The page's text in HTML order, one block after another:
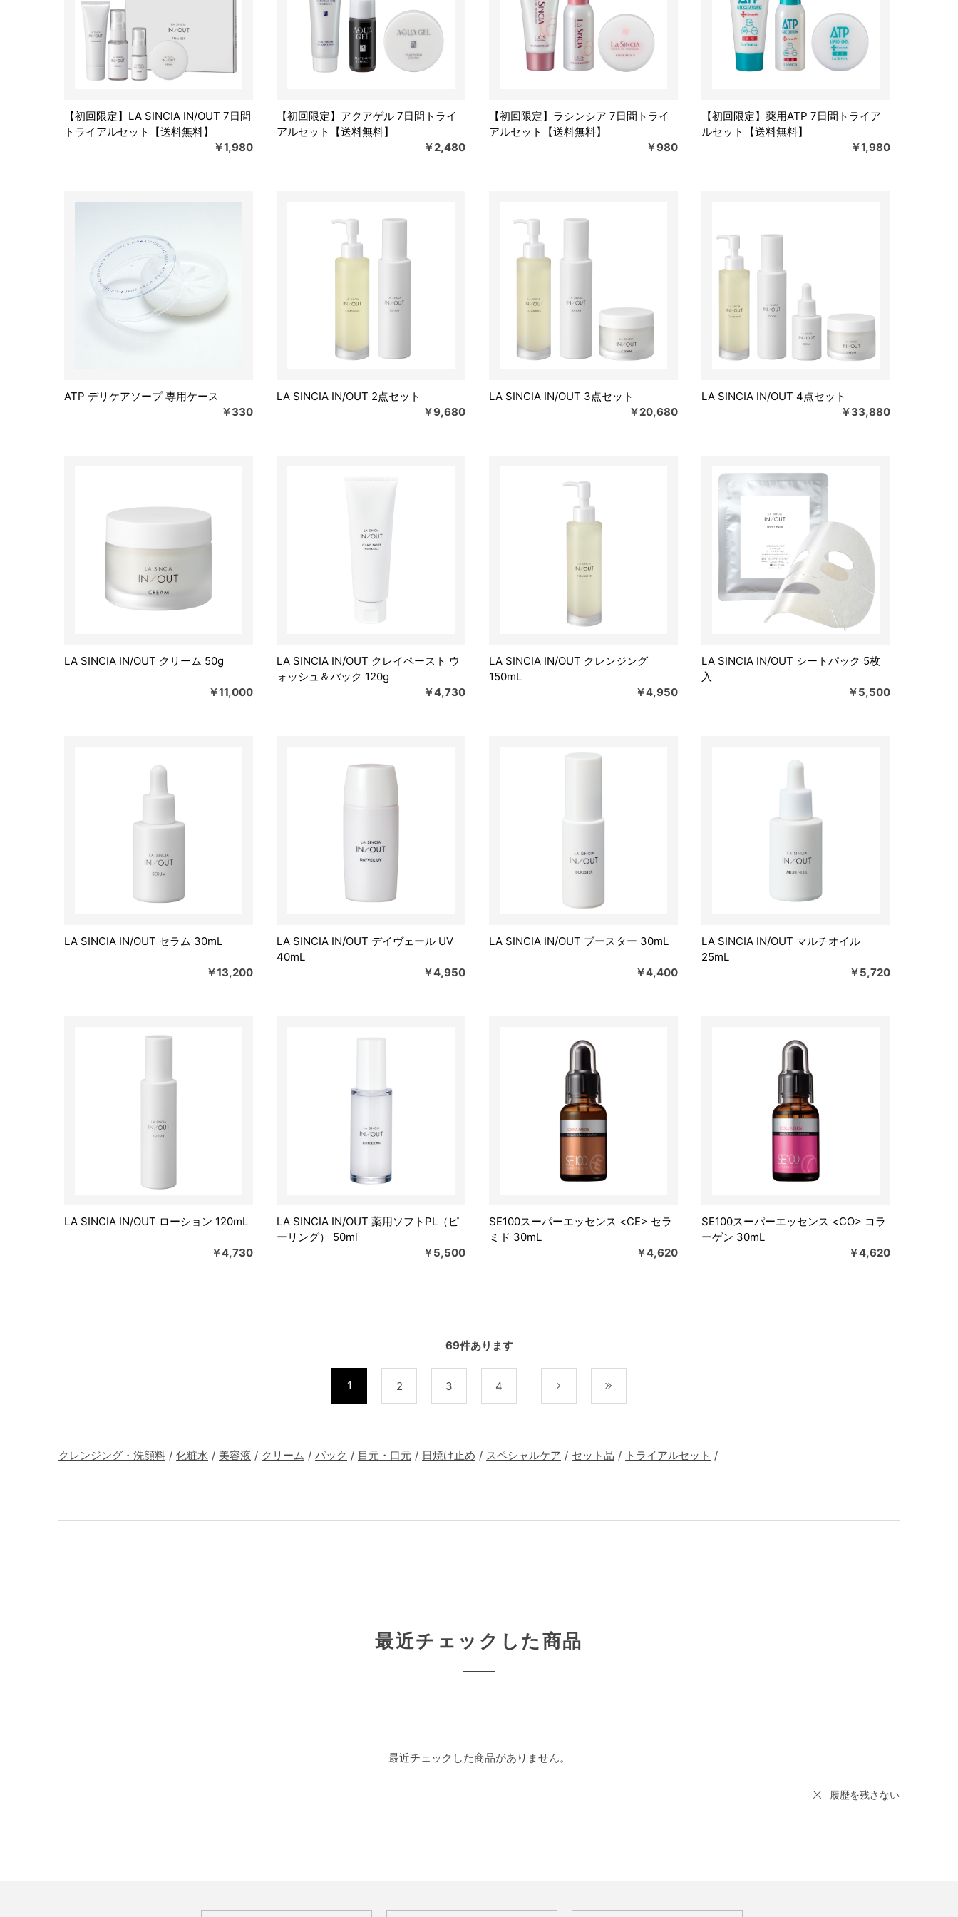
【初回限定】LA SINCIA IN/OUT 7日間
トライアルセット【送料無料】
￥1,980
【初回限定】アクアゲル 7日間トライ
アルセット【送料無料】
￥2,480
【初回限定】ラシンシア 7日間トライ
アルセット【送料無料】
￥980
【初回限定】薬用ATP 7日間トライア
ルセット【送料無料】
￥1,980
ATP デリケアソープ 専用ケース
￥330
LA SINCIA IN/OUT 2点セット
￥9,680
LA SINCIA IN/OUT 3点セット
￥20,680
LA SINCIA IN/OUT 4点セット
￥33,880
LA SINCIA IN/OUT クリーム 50g
￥11,000
LA SINCIA IN/OUT クレイペースト ウ
ォッシュ＆パック 120g
￥4,730
LA SINCIA IN/OUT クレンジング
150mL
￥4,950
LA SINCIA IN/OUT シートパック 5枚
入
￥5,500
LA SINCIA IN/OUT セラム 30mL
￥13,200
LA SINCIA IN/OUT デイヴェール UV
40mL
￥4,950
LA SINCIA IN/OUT ブースター 30mL
￥4,400
LA SINCIA IN/OUT マルチオイル
25mL
￥5,720
LA SINCIA IN/OUT ローション 120mL
￥4,730
LA SINCIA IN/OUT 薬用ソフトPL（ピ
ーリング） 50ml
￥5,500
SE100スーパーエッセンス <CE> セラ
ミド 30mL
￥4,620
SE100スーパーエッセンス <CO> コラ
ーゲン 30mL
￥4,620
69件あります
1 2 3 4
クレンジング・洗顔料 / 化粧水 / 美容液 / クリーム / パック / 目元・口元 / 日焼け止め / スペシャルケア / セット品 / トライアルセット /
最近チェックした商品
最近チェックした商品がありません。
履歴を残さない